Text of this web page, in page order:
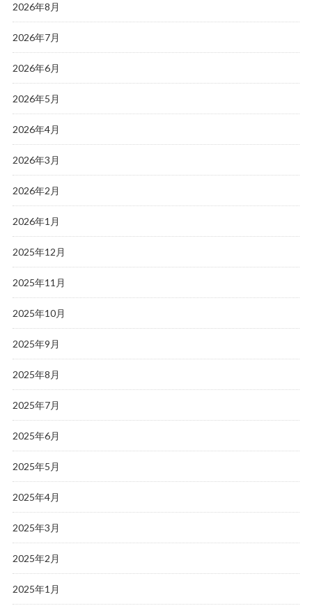
2026年8月
2026年7月
2026年6月
2026年5月
2026年4月
2026年3月
2026年2月
2026年1月
2025年12月
2025年11月
2025年10月
2025年9月
2025年8月
2025年7月
2025年6月
2025年5月
2025年4月
2025年3月
2025年2月
2025年1月